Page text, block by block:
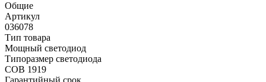
Общие
Артикул
036078
Тип товара
Мощный светодиод
Типоразмер светодиода
COB 1919
Гарантийный срок